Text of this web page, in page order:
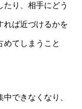
り、相手にどう
れば近づけるかを
めてしまうこと
できなくなり、